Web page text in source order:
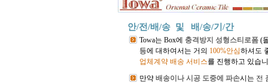
안/전/배/송 및 배/송/기/간
Towa는 Box에 충격방지 성형스티로폼 (
등에 대하여서는 거의 100%안심하셔도
업체계약 배송 서비스를 진행하고 있습
만약 배송이나 시공 도중에 파손시는 전